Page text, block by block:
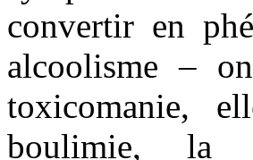
convertir en
alcoolisme –
toxicomanie,
boulimie, la